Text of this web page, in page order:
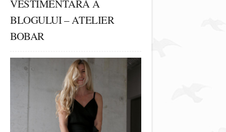
VESTIMENTARĂ A
BLOGULUI – ATELIER
BOBAR